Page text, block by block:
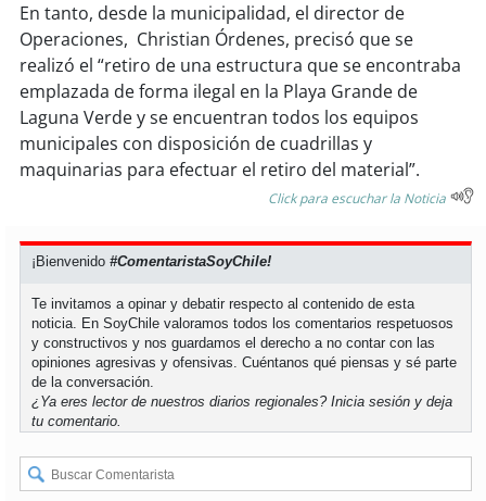
soyarauco
soytemuco
soyvaldivia
soypuertomontt
soychiloé
En tanto, desde la municipalidad, el director de
Operaciones, Christian Órdenes, precisó que se
realizó el “retiro de una estructura que se encontraba
emplazada de forma ilegal en la Playa Grande de
Laguna Verde y se encuentran todos los equipos
municipales con disposición de cuadrillas y
maquinarias para efectuar el retiro del material”.
Click para escuchar la Noticia
¡Bienvenido#ComentaristaSoyChile!
Te invitamos a opinar y debatir respecto al contenido de esta
noticia. En SoyChile valoramos todos los comentarios respetuosos
y constructivos y nos guardamos el derecho a no contar con las
opiniones agresivas y ofensivas. Cuéntanos qué piensas y sé parte
de la conversación.
¿Ya eres lector de nuestros diarios regionales?Inicia sesión y deja
tu comentario.